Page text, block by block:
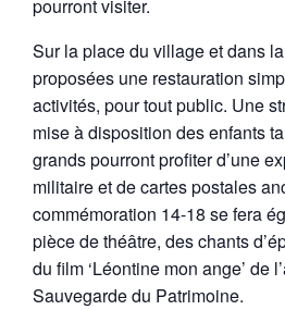
pourront visiter.
Sur la place du village et dans
proposées une restauration
activités, pour tout public. Une
mise à disposition des enfants
grands pourront profiter d’une
militaire et de cartes postales
commémoration 14-18 se fera
pièce de théâtre, des chants
du film ‘Léontine mon ange’ de
Sauvegarde du Patrimoine.